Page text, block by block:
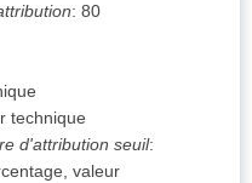
: 80
technique
d'attribution seuil:
valeur